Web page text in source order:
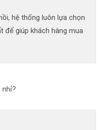
hệ thống luôn lựa chọn
để giúp khách hàng mua
nhỉ?